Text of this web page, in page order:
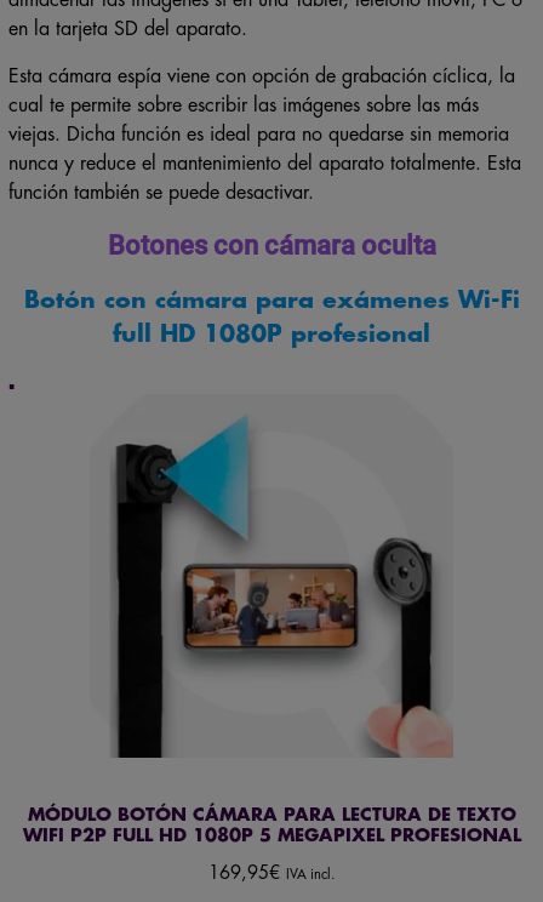
en la tarjeta SD del aparato.
cual te permite sobre escribir las imágenes sobre las más
viejas. Dicha función es ideal para no quedarse sin memoria
nunca y reduce el mantenimiento del aparato totalmente. Esta
función también se puede desactivar.
full HD 1080P profesional
WIFI P2P FULL HD 1080P 5 MEGAPIXEL PROFESIONAL